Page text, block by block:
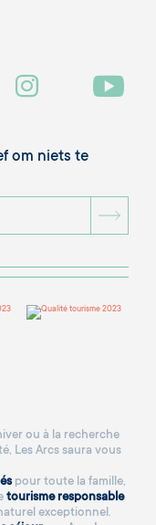
om niets te
ou à la recherche
Les Arcs saura vous
pour toute la famille,
tourisme responsable
exceptionnel.